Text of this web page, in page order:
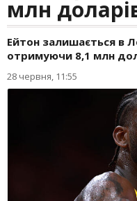
млн
Ейтон залишається в
отримуючи 8,1 млн
28 червня, 11:55